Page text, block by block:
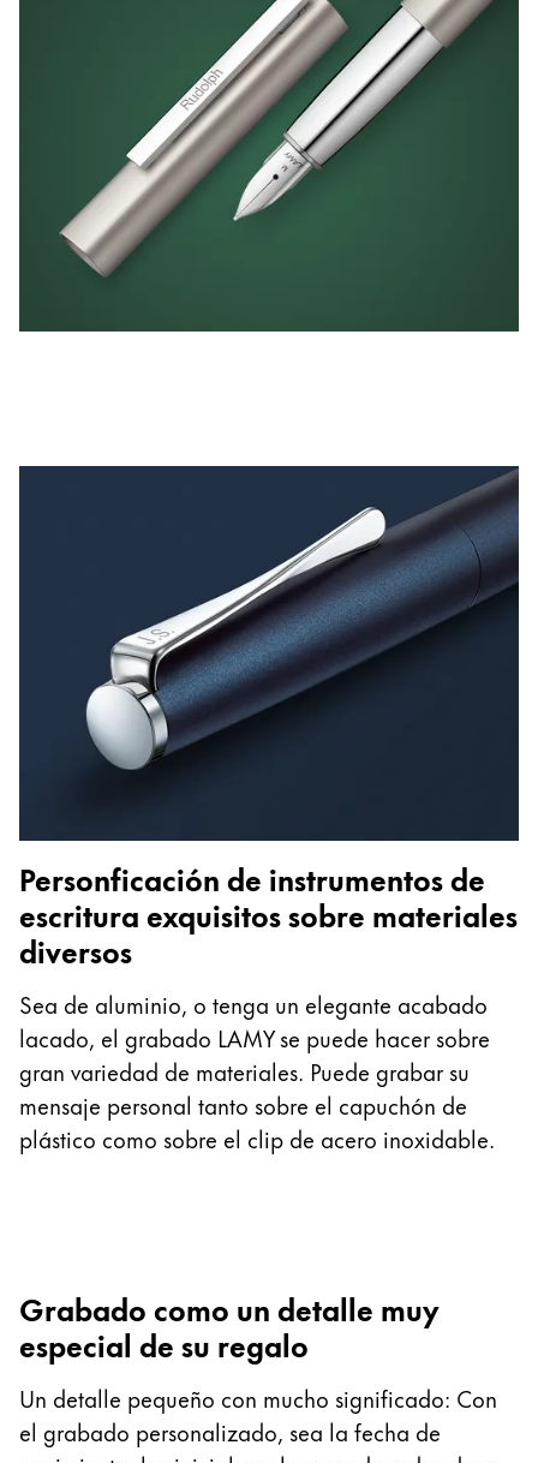
Personficación de instrumentos de
escritura exquisitos sobre materiales
diversos
Sea de aluminio, o tenga un elegante acabado
lacado, el grabado LAMY se puede hacer sobre
gran variedad de materiales. Puede grabar su
mensaje personal tanto sobre el capuchón de
plástico como sobre el clip de acero inoxidable.
Grabado como un detalle muy
especial de su regalo
Un detalle pequeño con mucho significado: Con
el grabado personalizado, sea la fecha de